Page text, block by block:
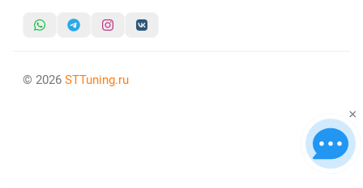
© 2026 STTuning.ru
×